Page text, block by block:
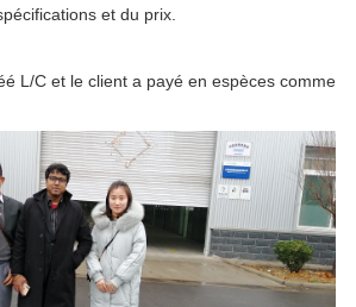
et du prix.
L/C et le client a payé en espèces comme